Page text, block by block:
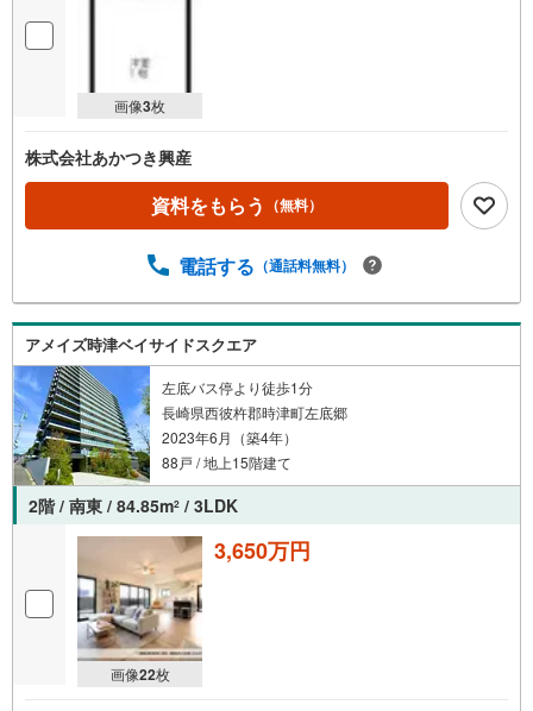
画像3枚
株式会社あかつき興産
資料をもらう （無料）
電話する （通話料無料）
アメイズ時津ベイサイドスクエア
左底バス停より徒歩1分
長崎県西彼杵郡時津町左底郷
2023年6月（築4年）
88戸 / 地上15階建て
2階 / 南東 / 84.85m2 / 3LDK
画像22枚
3,650万円